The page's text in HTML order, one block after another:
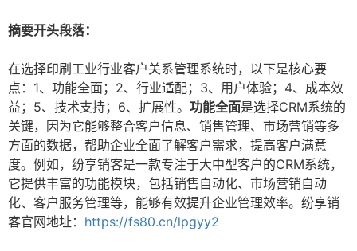
摘要开头段落：
在选择印刷工业行业客户关系管理系统时，以下是核心要
点：1、功能全面；2、行业适配；3、用户体验；4、成本效
益；5、技术支持；6、扩展性。 功能全面是选择CRM系统的
关键，因为它能够整合客户信息、销售管理、市场营销等多
方面的数据，帮助企业全面了解客户需求，提高客户满意
度。例如，纷享销客是一款专注于大中型客户的CRM系统，
它提供丰富的功能模块，包括销售自动化、市场营销自动
化、客户服务管理等，能够有效提升企业管理效率。纷享销
客官网地址： https://fs80.cn/lpgyy2